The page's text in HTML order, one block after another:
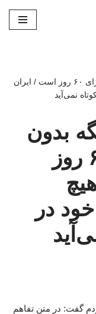
قالیباف: عبور از تنگه بدون هزینه فقط برای ۶۰ روز است / ایران
نمی‌آید
بدون
هزینه فقط برای ۶۰ روز
در
گفت:‏ در متن تفاهم